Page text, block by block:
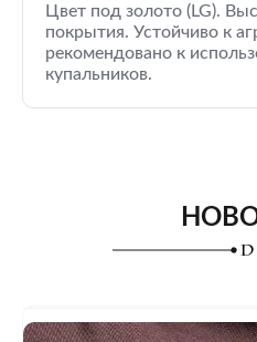
Цвет под золото (LG).
покрытия. Устойчиво к
рекомендовано к
купальников.